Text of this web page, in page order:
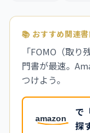
📚 おすすめ関連
「FOMO（取
門書が最速。
つけよう。
で
探